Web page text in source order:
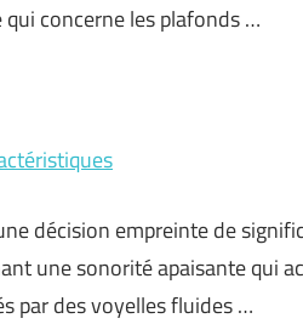
concerne les plafonds …
décision empreinte de
une sonorité apaisante qui
par des voyelles fluides …